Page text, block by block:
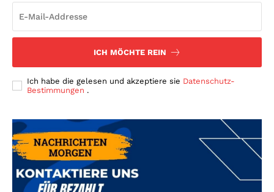
ICH MÖCHTE REIN
Ich habe die gelesen und akzeptiere sie Datenschutz-
Bestimmungen .